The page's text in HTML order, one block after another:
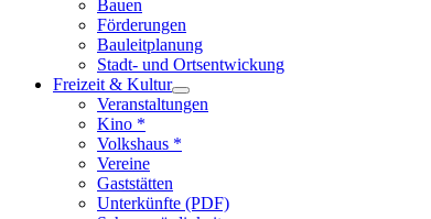
Bauen
Förderungen
Bauleitplanung
Stadt- und Ortsentwickung
Freizeit & Kultur
Veranstaltungen
Kino *
Volkshaus *
Vereine
Gaststätten
Unterkünfte (PDF)